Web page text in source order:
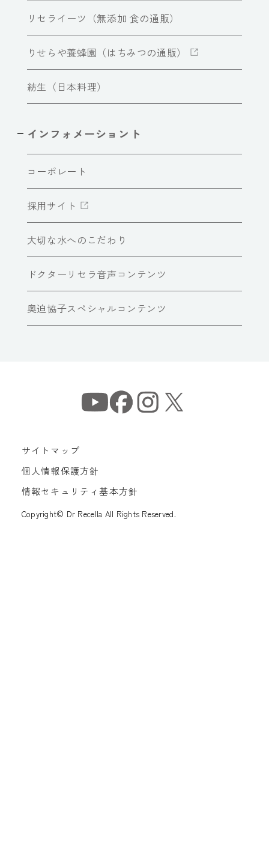
リセライーツ（無添加 食の通販）
りせらや養蜂園（はちみつの通販）
紡生（日本料理）
インフォメーショント
コーポレート
採用サイト
大切な水へのこだわり
ドクターリセラ音声コンテンツ
奥迫協子スペシャルコンテンツ
サイトマップ
個人情報保護方針
情報セキュリティ基本方針
Copyright© Dr Recella All Rights Reserved.